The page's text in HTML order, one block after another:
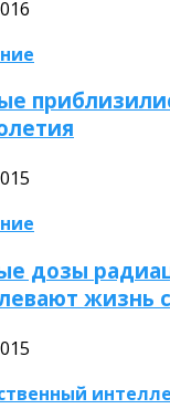
дозы
жизнь